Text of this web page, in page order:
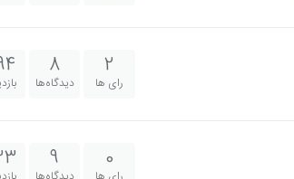
2
رای ها
8
دیدگاه‌ها
0
9